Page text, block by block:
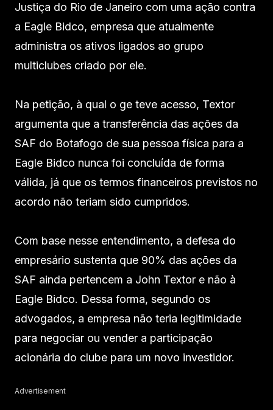
Justiça do Rio de Janeiro com uma ação contra
a Eagle Bidco, empresa que atualmente
administra os ativos ligados ao grupo
multiclubes criado por ele.
Na petição, à qual o ge teve acesso, Textor
argumenta que a transferência das ações da
SAF do Botafogo de sua pessoa física para a
Eagle Bidco nunca foi concluída de forma
válida, já que os termos financeiros previstos no
acordo não teriam sido cumpridos.
Com base nesse entendimento, a defesa do
empresário sustenta que 90% das ações da
SAF ainda pertencem a John Textor e não à
Eagle Bidco. Dessa forma, segundo os
advogados, a empresa não teria legitimidade
para negociar ou vender a participação
acionária do clube para um novo investidor.
Advertisement